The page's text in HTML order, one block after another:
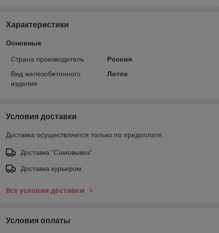
Характеристики
Основные
Страна производитель
Россия
Вид железобетонного
изделия
Лоток
Условия доставки
Доставка осуществляется только по предоплате.
Доставка "Самовывоз"
Доставка курьером
Все условия доставки
Условия оплаты